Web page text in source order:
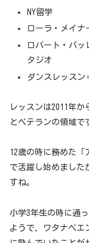
NY留学
ローラ・メイナ
ロバート・バッ
タジオ
ダンスレッス
レッスンは2011年
とベテランの領域で
12歳の時に務めた
で活躍し始めました
すね。
小学3年生の時に通
ようで、ワタナベエ